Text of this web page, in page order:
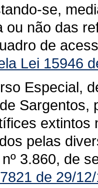
se,
ou não das
de
Lei 15946
Especial,
extintos
pelas
3.860, de
de 29/